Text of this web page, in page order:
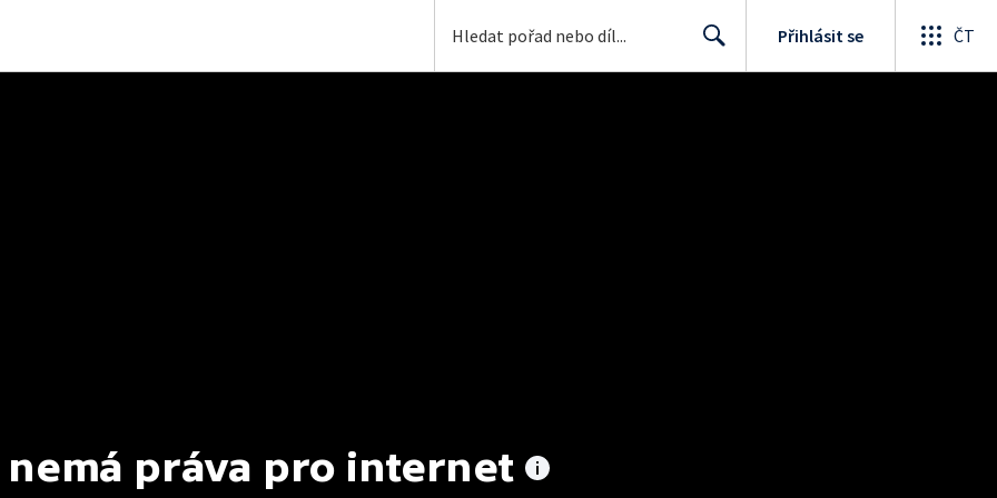
Přihlásit se ČT
nemá práva pro internet